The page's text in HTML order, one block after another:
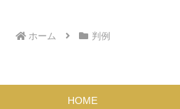
ホーム 判例
HOME